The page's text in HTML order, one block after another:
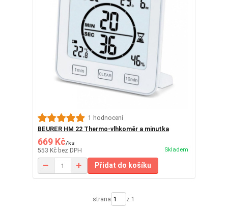
1 hodnocení
BEURER HM 22 Thermo-vlhkoměr a minutka
669 Kč/ks
553 Kč bez DPH Skladem
Přidat do košíku
strana z 1